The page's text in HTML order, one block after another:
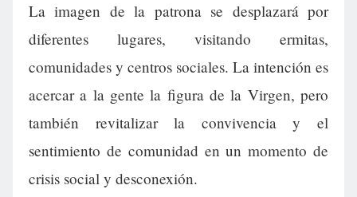
La imagen de la patrona se desplazará por
diferentes lugares, visitando ermitas,
comunidades y centros sociales. La intención es
acercar a la gente la figura de la Virgen, pero
también revitalizar la convivencia y el
sentimiento de comunidad en un momento de
crisis social y desconexión.